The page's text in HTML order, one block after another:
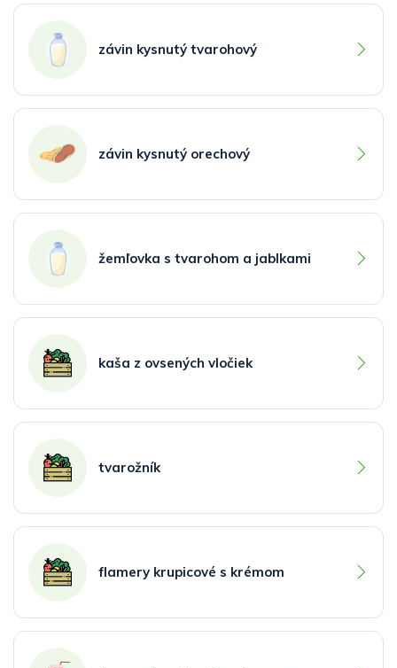
závin kysnutý tvarohový
závin kysnutý orechový
žemľovka s tvarohom a jablkami
kaša z ovsených vločiek
tvarožník
flamery krupicové s krémom